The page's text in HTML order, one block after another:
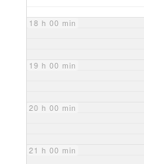
18 h 00 min
19 h 00 min
20 h 00 min
21 h 00 min